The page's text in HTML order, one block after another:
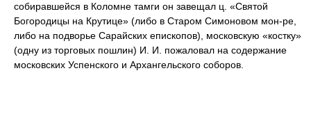
собиравшейся в Коломне тамги он завещал ц. «Святой
Богородицы на Крутице» (либо в Старом Симоновом мон-ре,
либо на подворье Сарайских епископов), московскую «костку»
(одну из торговых пошлин) И. И. пожаловал на содержание
московских Успенского и Архангельского соборов.